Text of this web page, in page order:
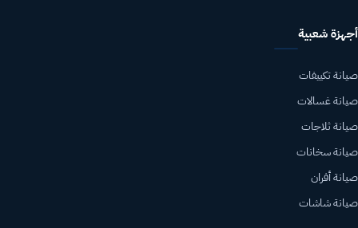
أجهزة شعبية
صيانة تكييفات
صيانة غسالات
صيانة ثلاجات
صيانة سخانات
صيانة أفران
صيانة شاشات